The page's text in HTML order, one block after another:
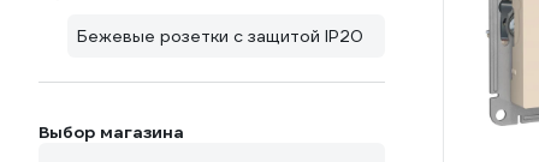
Бежевые розетки с защитой IP20
Выбор магазина